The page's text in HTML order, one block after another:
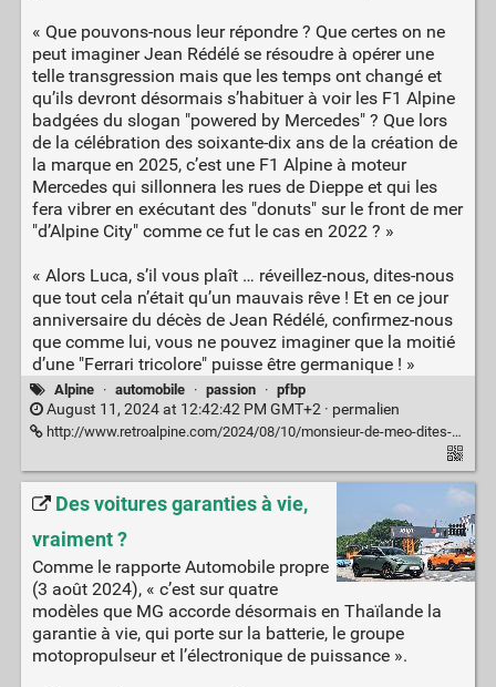
« Que pouvons-nous leur répondre ? Que certes on ne
peut imaginer Jean Rédélé se résoudre à opérer une
telle transgression mais que les temps ont changé et
qu’ils devront désormais s’habituer à voir les F1 Alpine
badgées du slogan "powered by Mercedes" ? Que lors
de la célébration des soixante-dix ans de la création de
la marque en 2025, c’est une F1 Alpine à moteur
Mercedes qui sillonnera les rues de Dieppe et qui les
fera vibrer en exécutant des "donuts" sur le front de mer
"d’Alpine City" comme ce fut le cas en 2022 ? »
« Alors Luca, s’il vous plaît … réveillez-nous, dites-nous
que tout cela n’était qu’un mauvais rêve ! Et en ce jour
anniversaire du décès de Jean Rédélé, confirmez-nous
que comme lui, vous ne pouvez imaginer que la moitié
d’une "Ferrari tricolore" puisse être germanique ! »
Alpine · automobile · passion · pfbp
August 11, 2024 at 12:42:42 PM GMT+2 · permalien
http://www.retroalpine.com/2024/08/10/monsieur-de-meo-dites-nous-que-ca-nest-quun-cauchemar/
Des voitures garanties à vie,
vraiment ?
Comme le rapporte Automobile propre
(3 août 2024), « c’est sur quatre
modèles que MG accorde désormais en Thaïlande la
garantie à vie, qui porte sur la batterie, le groupe
motopropulseur et l’électronique de puissance ».